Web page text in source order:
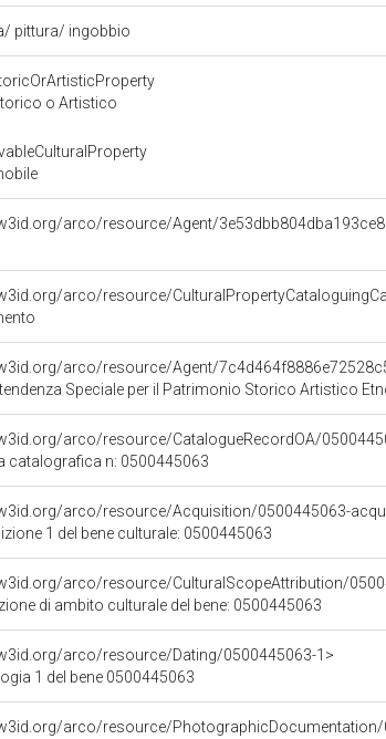
pittura/ ingobbio
o Artistico
arco/resource/Agent/
arco/resource/
arco/resource/Agent/
Speciale per il Patrimonio Storico Artistico
arco/resource/CatalogueRecordOA/
catalografica n: 0500445063
arco/resource/Acquisition/0500445063-
1 del bene culturale: 0500445063
arco/resource/CulturalScopeAttribution/
di ambito culturale del bene: 0500445063
arco/resource/Dating/0500445063-1>
1 del bene 0500445063
arco/resource/